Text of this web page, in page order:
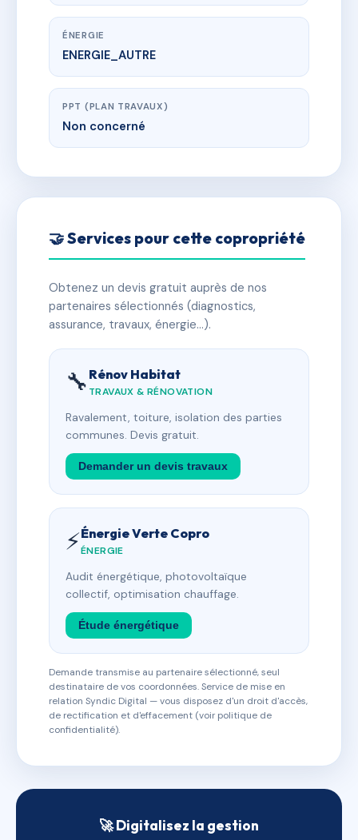
ÉNERGIE
ENERGIE_AUTRE
PPT (PLAN TRAVAUX)
Non concerné
🤝 Services pour cette copropriété
Obtenez un devis gratuit auprès de nos
partenaires sélectionnés (diagnostics,
assurance, travaux, énergie…).
🔧 Rénov Habitat
TRAVAUX & RÉNOVATION
Ravalement, toiture, isolation des parties
communes. Devis gratuit.
Demander un devis travaux
⚡Énergie Verte Copro
ÉNERGIE
Audit énergétique, photovoltaïque
collectif, optimisation chauffage.
Étude énergétique
Demande transmise au partenaire sélectionné, seul
destinataire de vos coordonnées. Service de mise en
relation Syndic Digital — vous disposez d'un droit d'accès,
de rectification et d'effacement (voir politique de
confidentialité).
🚀 Digitalisez la gestion